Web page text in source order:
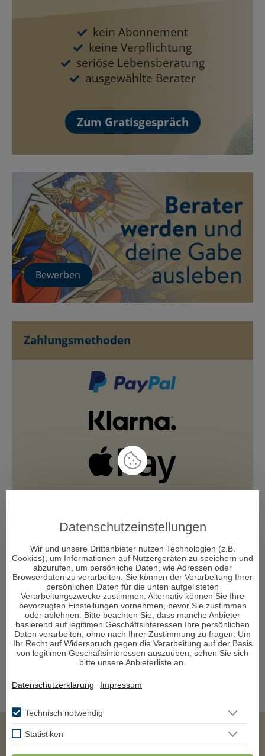
kein Abonnement
keine Verpflichtung
seriöse Lebensberatung
ausgewählte Berater
Zum Gratisgespräch
Bewerben
Zahlungsmethoden
Impressum
Datenschutzeinstellungen
Wir und unsere Drittanbieter nutzen Technologien (z.B.
Cookies), um Informationen auf Nutzergeräten zu speichern und
abzurufen, um persönliche Daten, wie Adressen oder
Browserdaten zu verarbeiten. Sie können der Verarbeitung Ihrer
persönlichen Daten für die unten aufgelisteten
Verarbeitungszwecke zustimmen. Alternativ können Sie Ihre
bevorzugten Einstellungen vornehmen, bevor Sie zustimmen
oder ablehnen. Bitte beachten Sie, dass manche Anbieter
basierend auf legitimen Geschäftsinteressen Ihre persönlichen
Daten verarbeiten, ohne nach Ihrer Zustimmung zu fragen. Um
Ihr Recht auf Widerspruch gegen die Verarbeitung auf der Basis
von legitimen Geschäftsinteressen auszuüben, sehen Sie sich
bitte unsere Anbieterliste an.
Datenschutzerklärung Impressum
Technisch notwendig
Statistiken